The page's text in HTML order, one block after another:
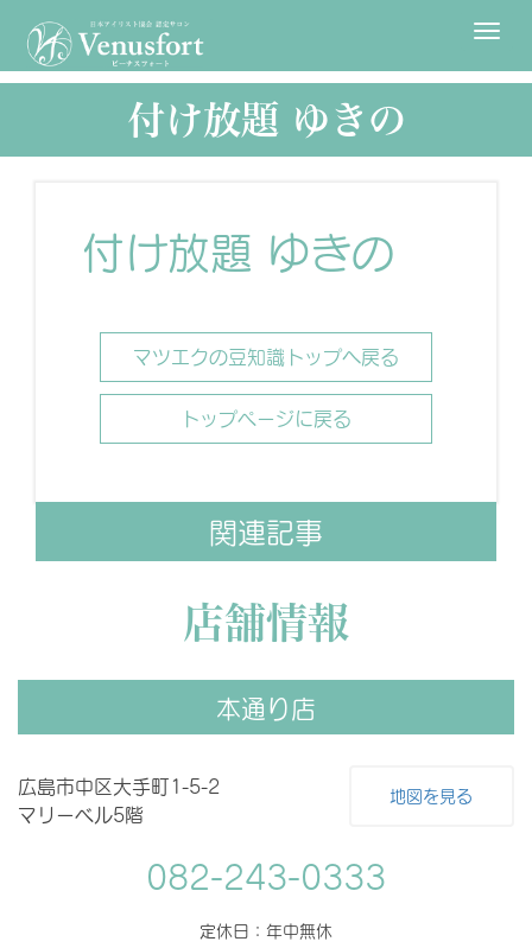
付け放題 ゆきの
付け放題 ゆきの
マツエクの豆知識トップへ戻る
トップページに戻る
関連記事
店舗情報
本通り店
広島市中区大手町1-5-2
マリーベル5階
地図を見る
082-243-0333
定休日：年中無休